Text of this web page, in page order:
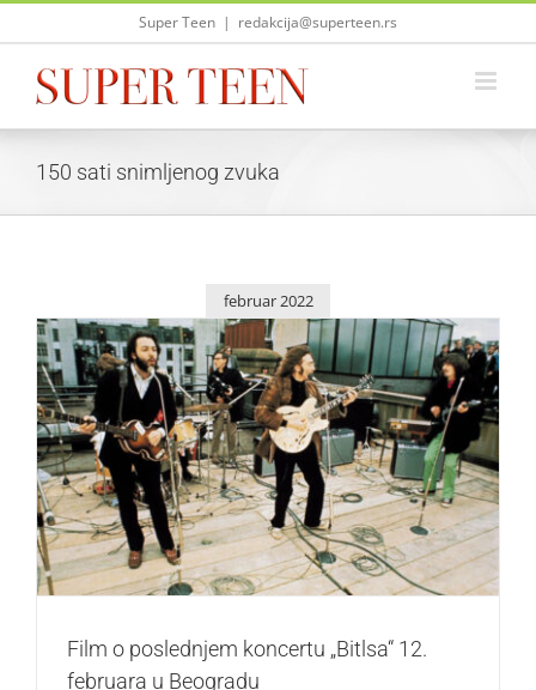
Skip
Super Teen | redakcija@superteen.rs
150 sati snimljenog zvuka
februar 2022
Film o poslednjem koncertu „Bitlsa“ 12. februara u
Beogradu
Zvezde
Film o poslednjem koncertu „Bitlsa“ 12.
februara u Beogradu